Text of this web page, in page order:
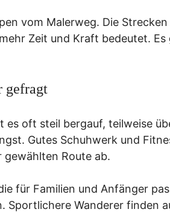
vom Malerweg. Die
Zeit und Kraft bedeutet.
gefragt
es oft steil bergauf, teilweise
Gutes Schuhwerk und
Route ab.
für Familien und Anfänger
Sportlichere Wanderer finden